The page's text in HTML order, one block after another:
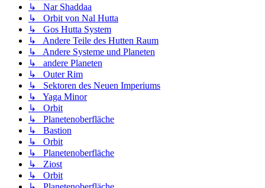
↳ Nar Shaddaa
↳ Orbit von Nal Hutta
↳ Gos Hutta System
↳ Andere Teile des Hutten Raum
↳ Andere Systeme und Planeten
↳ andere Planeten
↳ Outer Rim
↳ Sektoren des Neuen Imperiums
↳ Yaga Minor
↳ Orbit
↳ Planetenoberfläche
↳ Bastion
↳ Orbit
↳ Planetenoberfläche
↳ Ziost
↳ Orbit